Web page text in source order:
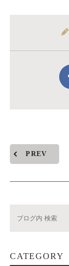
PREV
CATEGORY